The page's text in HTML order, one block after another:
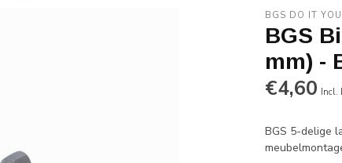
BGS DO IT
BGS
mm) -
€4,60 Incl.
BGS 5-delige